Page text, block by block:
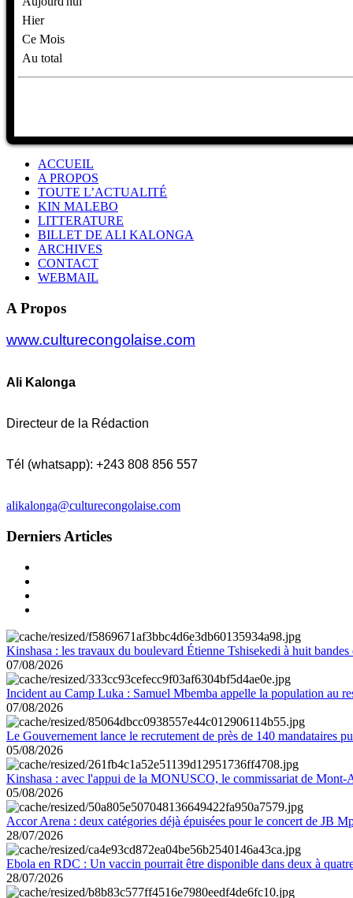
Hier
Ce Mois
Au total
ACCUEIL
A PROPOS
TOUTE L’ACTUALITÉ
KIN MALEBO
LITTERATURE
BILLET DE ALI KALONGA
ARCHIVES
CONTACT
WEBMAIL
A Propos
www.culturecongolaise.com
Ali Kalonga
Directeur de la Rédaction
Tél (whatsapp): +243 808 856 557
alikalonga@culturecongolaise.com
Derniers Articles
Kinshasa : les travaux du boulevard Étienne Tshisekedi à huit
07/08/2026
Incident au Camp Luka : Samuel Mbemba appelle la population au
07/08/2026
Le Gouvernement lance le recrutement de près de 140 mandataires
05/08/2026
Kinshasa : avec l'appui de la MONUSCO, le commissariat de Mont-
05/08/2026
Accor Arena : deux catégories déjà épuisées pour le concert de JB
28/07/2026
Ebola en RDC : Un vaccin pourrait être disponible dans deux à
28/07/2026